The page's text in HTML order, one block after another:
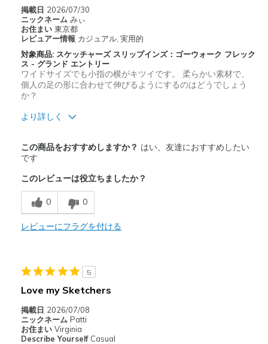
掲載日 2026/07/30
ニックネーム みぃ
お住まい 東京都
レビュアー情報 カジュアル, 実用的
対象商品: スケッチャーズ スリップインズ：ゴーウォーク フレック
ス - グランド エントリー
ワイドサイズでも小指の横がキツイです。 柔らかい素材で、
個人の足の形に合わせて伸びるようにするのはどうでしょう
か？
より詳しく
かかとをガッチリ捕まえてくれて、足が前にずれなくて爪先が楽
快適さ
商品が期待と異なったレビュー
もっと幅広サイズを企画してください。お願いします。
幅について
靴をどのようにお考えですか
この商品をおすすめしますか？ はい、友達におすすめしたい
です
このレビューは役立ちましたか？
0 0
レビューにフラグを付ける
5
Love my Sketchers
掲載日 2026/07/08
ニックネーム Patti
お住まい Virginia
Describe Yourself Casual